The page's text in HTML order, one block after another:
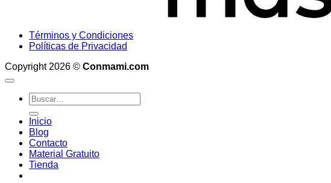
Términos y Condiciones
Políticas de Privacidad
Copyright 2026 © Conmami.com
Inicio
Blog
Contacto
Material Gratuito
Tienda